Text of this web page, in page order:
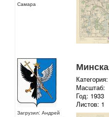
Самара
Загрузил: Андрей
Масштаб:
Год: 1933
Листов: 1